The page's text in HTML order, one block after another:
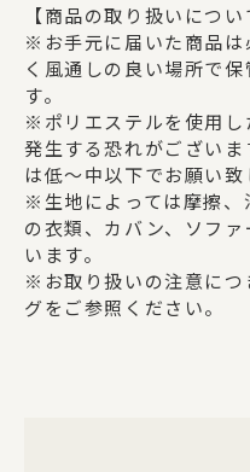
【商品の取り扱いについ
※お手元に届いた商品は
く風通しの良い場所で
す。
※ポリエステルを使用し
発生する恐れがござい
は低～中以下でお願い致
※生地によっては摩擦、
の衣類、カバン、ソフ
います。
※お取り扱いの注意につ
グをご参照ください。